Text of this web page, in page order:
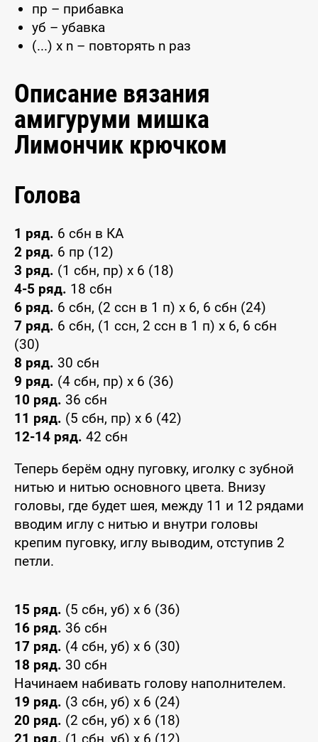
пр – прибавка
уб – убавка
(...) x n – повторять n раз
Описание вязания
амигуруми мишка
Лимончик крючком
Голова
1 ряд. 6 сбн в КА
2 ряд. 6 пр (12)
3 ряд. (1 сбн, пр) x 6 (18)
4-5 ряд. 18 сбн
6 ряд. 6 сбн, (2 ссн в 1 п) x 6, 6 сбн (24)
7 ряд. 6 сбн, (1 ссн, 2 ссн в 1 п) x 6, 6 сбн
(30)
8 ряд. 30 сбн
9 ряд. (4 сбн, пр) x 6 (36)
10 ряд. 36 сбн
11 ряд. (5 сбн, пр) x 6 (42)
12-14 ряд. 42 сбн
Теперь берём одну пуговку, иголку с зубной
нитью и нитью основного цвета. Внизу
головы, где будет шея, между 11 и 12 рядами
вводим иглу с нитью и внутри головы
крепим пуговку, иглу выводим, отступив 2
петли.
15 ряд. (5 сбн, уб) x 6 (36)
16 ряд. 36 сбн
17 ряд. (4 сбн, уб) x 6 (30)
18 ряд. 30 сбн
Начинаем набивать голову наполнителем.
19 ряд. (3 сбн, уб) x 6 (24)
20 ряд. (2 сбн, уб) x 6 (18)